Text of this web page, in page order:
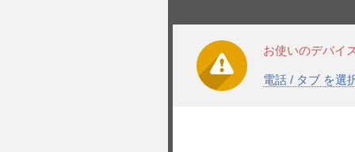
お使いのデバイ
電話 / タブ を選